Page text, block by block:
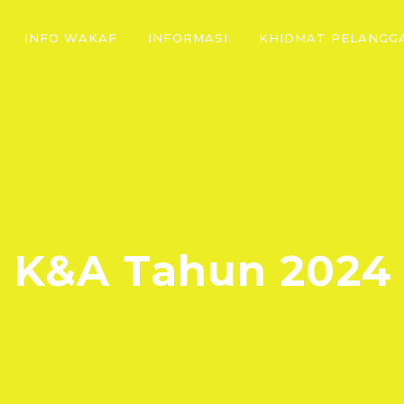
INFO WAKAF INFORMASI KHIDMAT
K&A Tahun 2024